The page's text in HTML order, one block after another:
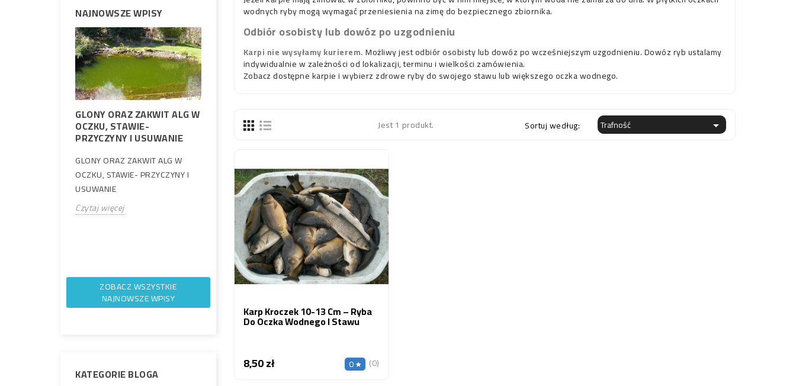
NAJNOWSZE WPISY
GLONY ORAZ ZAKWIT ALG W
OCZKU, STAWIE-
PRZYCZYNY I USUWANIE
GLONY ORAZ ZAKWIT ALG W
OCZKU, STAWIE- PRZYCZYNY I
USUWANIE
Czytaj więcej
Oczko wodne , wiosenne
Wiosenne przygotowanie oczka
wodnego to kluczowy moment
dla zachowania równowagi
biologicznej w zbiorniku.
Czytaj więcej
Jakie pyszczaki Malawi do
dla pyszczaków Malawi.
Sprawdź jakie gatunki wybrać,
jak dobrać obsadę i jakie...
Czytaj więcej
Labidochromis caeruleus
początkujących – jakie
ZOBACZ WSZYSTKIE
NAJNOWSZE WPISY
KATEGORIE BLOGA
wodnych ryby mogą wymagać przeniesienia na zimę do bezpiecznego zbiornika.
Odbiór osobisty lub dowóz po uzgodnieniu
Karpi nie wysyłamy kurierem.Możliwy jest odbiór osobisty lub dowóz po wcześniejszym uzgodnieniu. Dowóz ryb ustalamy
indywidualnie w zależności od lokalizacji, terminu i wielkości zamówienia.
Zobacz dostępne karpie i wybierz zdrowe ryby do swojego stawu lub większego oczka wodnego.
Jest 1 produkt. Sortuj według: Trafność 
Karp Kroczek 10-13 Cm – Ryba
Do Oczka Wodnego I Stawu
8,50 złCena 0 (0)